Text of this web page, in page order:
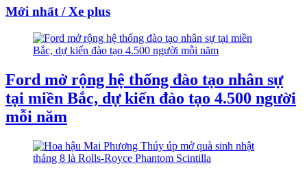
Mới nhất / Xe plus
Ford mở rộng hệ thống đào tạo nhân sự
tại miền Bắc, dự kiến đào tạo 4.500 người
mỗi năm